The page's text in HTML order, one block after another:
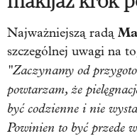
Najważniejszą radą
szczególnej uwagi na
"Zaczynamy od
powtarzam, że
być codzienne i nie
Powinien to być przede